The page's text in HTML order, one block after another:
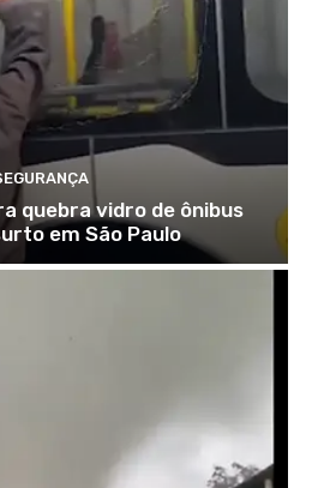
quebra vidro de ônibus
em São Paulo